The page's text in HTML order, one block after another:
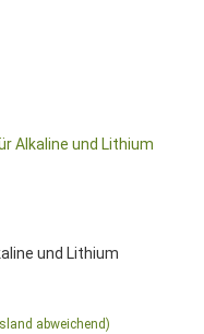
und Lithium
abweichend)